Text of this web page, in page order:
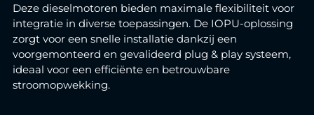
Deze dieselmotoren bieden maximale flexibiliteit voor
integratie in diverse toepassingen. De IOPU-oplossing
zorgt voor een snelle installatie dankzij een
voorgemonteerd en gevalideerd plug & play systeem,
ideaal voor een efficiënte en betrouwbare
stroomopwekking.